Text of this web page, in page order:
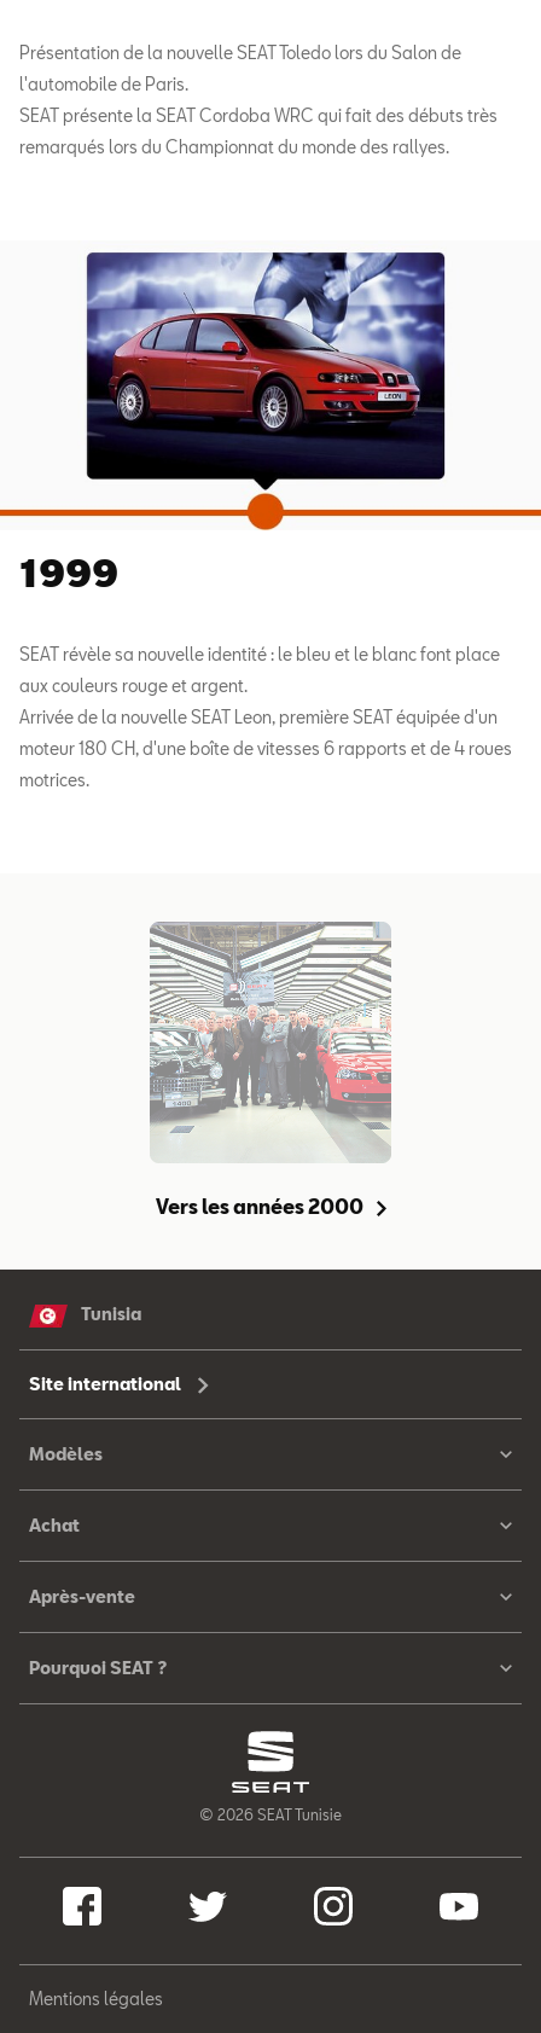
Présentation de la nouvelle SEAT Toledo lors du Salon de
l'automobile de Paris.
SEAT présente la SEAT Cordoba WRC qui fait des débuts très
remarqués lors du Championnat du monde des rallyes.
1999
SEAT révèle sa nouvelle identité : le bleu et le blanc font place
aux couleurs rouge et argent.
Arrivée de la nouvelle SEAT Leon, première SEAT équipée d'un
moteur 180 CH, d'une boîte de vitesses 6 rapports et de 4 roues
motrices.
Vers les années 2000
Tunisia
Site international
Modèles
Achat
Après-vente
Pourquoi SEAT ?
© 2026 SEAT Tunisie
Mentions légales